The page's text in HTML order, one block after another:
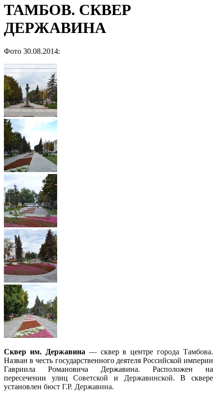
ТАМБОВ. СКВЕР
ДЕРЖАВИНА
Фото 30.08.2014:
Сквер им. Державина — сквер в центрегорода Тамбова.
Назван в честь государственного деятеля Российской империи
Гавриила Романовича Державина. Расположен на
пересечении улицСоветской и Державинской. В сквере
установлен бюст Г.Р. Державина.